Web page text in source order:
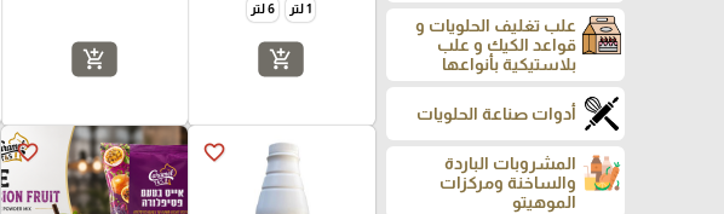
علب تغليف الحلويات و
قواعد الكيك و علب
بلاستيكية بأنواعها
أدوات صناعة الحلويات
المشروبات الباردة
والساخنة ومركزات
الموهيتو
1 لتر 6 لتر
add_shopping_cart
add_shopping_cart
favorite_border
favorite_border